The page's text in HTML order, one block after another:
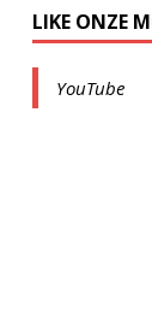
LIKE ONZE
YouTube